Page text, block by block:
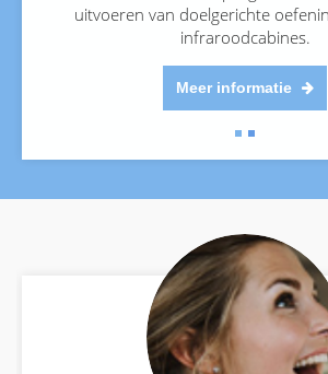
uitvoeren van doelgerichte
infraroodcabines.
Meer informatie